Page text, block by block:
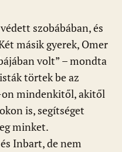
szobábában, és
másik gyerek, Omer
volt” – mondta
törtek be az
mindenkitől, akitől
is, segítséget
minket.
Inbart, de nem